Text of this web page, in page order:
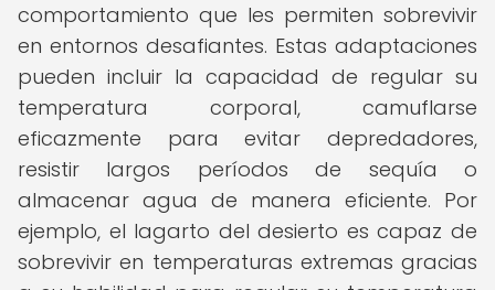
comportamiento que les permiten sobrevivir
en entornos desafiantes. Estas adaptaciones
pueden incluir la capacidad de regular su
temperatura corporal, camuflarse
eficazmente para evitar depredadores,
resistir largos períodos de sequía o
almacenar agua de manera eficiente. Por
ejemplo, el lagarto del desierto es capaz de
sobrevivir en temperaturas extremas gracias